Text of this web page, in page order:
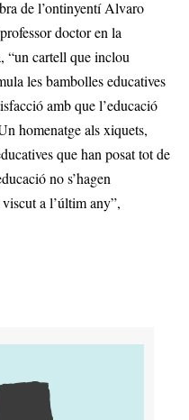
de l’ontinyentí Alvaro
doctor en la
“un cartell que inclou
les bambolles educatives
amb que l’educació
homenatge als xiquets,
que han posat tot de
no s’hagen
a l’últim any”,